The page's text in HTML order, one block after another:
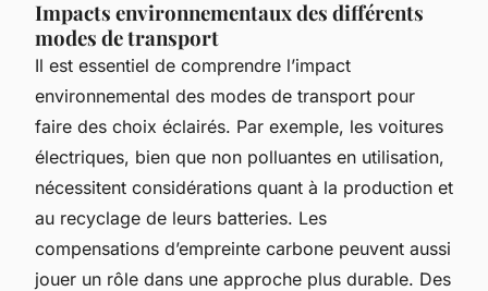
Impacts environnementaux des différents
modes de transport
Il est essentiel de comprendre l’impact
environnemental des modes de transport pour
faire des choix éclairés. Par exemple, les voitures
électriques, bien que non polluantes en utilisation,
nécessitent considérations quant à la production et
au recyclage de leurs batteries. Les
compensations d’empreinte carbone peuvent aussi
jouer un rôle dans une approche plus durable. Des